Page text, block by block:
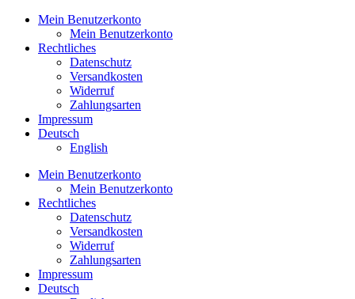
Mein Benutzerkonto
Mein Benutzerkonto
Rechtliches
Datenschutz
Versandkosten
Widerruf
Zahlungsarten
Impressum
Deutsch
English
Mein Benutzerkonto
Mein Benutzerkonto
Rechtliches
Datenschutz
Versandkosten
Widerruf
Zahlungsarten
Impressum
Deutsch